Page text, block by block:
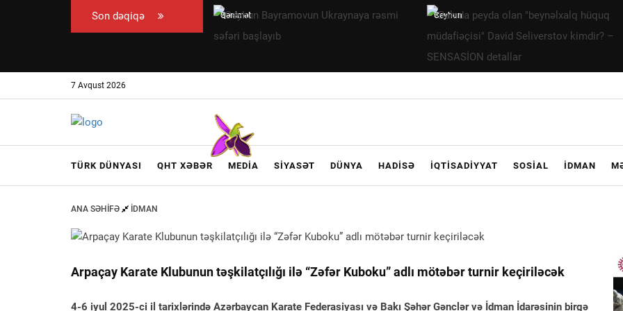
Son dəqiqə
təzminat
Ceyhun
Bayramovun
başlayıb
Bakıda
peyda olan
"beynəlxalq
müdafiəçisi"
kimdir? –
7 Avqust 2026
TÜRK DÜNYASI QHT XƏBƏR MEDIA SIYASƏT DÜNYA HADISƏ İQTISADIYYAT SOSIAL İDMAN
ANA SƏHIFƏ İDMAN
Arpaçay Karate Klubunun təşkilatçılığı ilə “Zəfər Kuboku” adlı mötəbər turnir keçiriləcək
4-6 iyul 2025-ci il tarixlərində Azərbaycan Karate Federasiyası və Bakı Şəhər Gənclər və İdman İdarəsinin birgə